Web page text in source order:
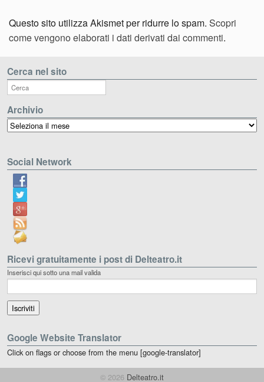
Questo sito utilizza Akismet per ridurre lo spam. Scopri
come vengono elaborati i dati derivati dai commenti.
Cerca nel sito
Archivio
Archivio
Social Network
Ricevi gratuitamente i post di Delteatro.it
Inserisci qui sotto una mail valida
Google Website Translator
Click on flags or choose from the menu [google-translator]
© 2026 Delteatro.it